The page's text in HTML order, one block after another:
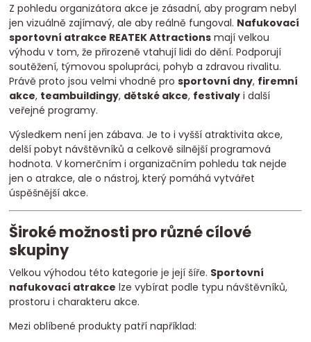
Z pohledu organizátora akce je zásadní, aby program nebyl
jen vizuálně zajímavý, ale aby reálně fungoval. Nafukovací
sportovní atrakce REATEK Attractions mají velkou
výhodu v tom, že přirozeně vtahují lidi do dění. Podporují
soutěžení, týmovou spolupráci, pohyb a zdravou rivalitu.
Právě proto jsou velmi vhodné prosportovní dny, firemní
akce, teambuildingy, dětské akce, festivaly i další
veřejné programy.
Výsledkem není jen zábava. Je to i vyšší atraktivita akce,
delší pobyt návštěvníků a celkově silnější programová
hodnota. V komerčním i organizačním pohledu tak nejde
jen o atrakce, ale o nástroj, který pomáhá vytvářet
úspěšnější akce.
Široké možnosti pro různé cílové
skupiny
Velkou výhodou této kategorie je její šíře. Sportovní
nafukovací atrakce lze vybírat podle typu návštěvníků,
prostoru i charakteru akce.
Mezi oblíbené produkty patří například: